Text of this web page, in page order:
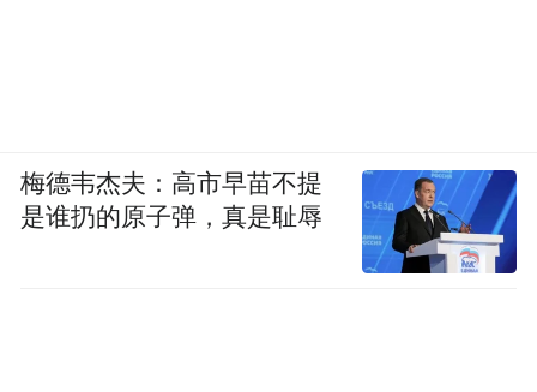
梅德韦杰夫：高市早苗不提
是谁扔的原子弹，真是耻辱